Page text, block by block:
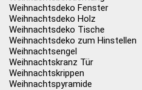
Weihnachtsdeko Fenster
Weihnachtsdeko Holz
Weihnachtsdeko Tische
Weihnachtsdeko zum Hinstellen
Weihnachtsengel
Weihnachtskranz Tür
Weihnachtskrippen
Weihnachtspyramide